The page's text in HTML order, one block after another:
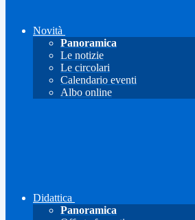
Novità
Panoramica
Le notizie
Le circolari
Calendario eventi
Albo online
Didattica
Panoramica